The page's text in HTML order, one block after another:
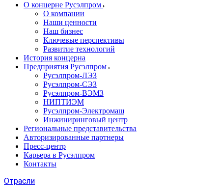
О концерне Русэлпром
О компании
Наши ценности
Наш бизнес
Ключевые перспективы
Развитие технологий
История концерна
Предприятия Русэлпром
Русэлпром-ЛЭЗ
Русэлпром-СЭЗ
Русэлпром-ВЭМЗ
НИПТИЭМ
Русэлпром-Электромаш
Инжиниринговый центр
Региональные представительства
Авторизированные партнеры
Пресс-центр
Карьера в Русэлпром
Контакты
Отрасли